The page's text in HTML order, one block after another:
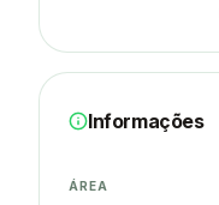
Informações
ÁREA